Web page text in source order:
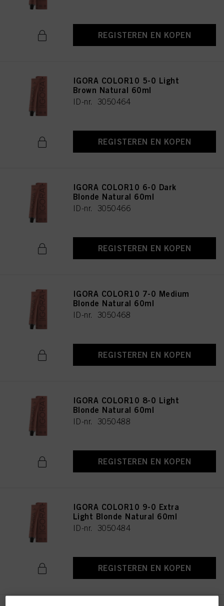
REGISTEREN EN KOPEN
IGORA COLOR10 5-0 Light
Brown Natural 60ml
ID-nr. 3050464
REGISTEREN EN KOPEN
IGORA COLOR10 6-0 Dark
Blonde Natural 60ml
ID-nr. 3050466
REGISTEREN EN KOPEN
IGORA COLOR10 7-0 Medium
Blonde Natural 60ml
ID-nr. 3050468
REGISTEREN EN KOPEN
IGORA COLOR10 8-0 Light
Blonde Natural 60ml
ID-nr. 3050488
REGISTEREN EN KOPEN
IGORA COLOR10 9-0 Extra
Light Blonde Natural 60ml
ID-nr. 3050484
REGISTEREN EN KOPEN